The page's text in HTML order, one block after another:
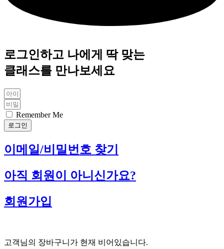
로그인하고 나에게 딱 맞는
클래스를 만나보세요
Remember Me
로그인
이메일/비밀번호 찾기
아직 회원이 아니신가요?
회원가입
고객님의 장바구니가 현재 비어있습니다.